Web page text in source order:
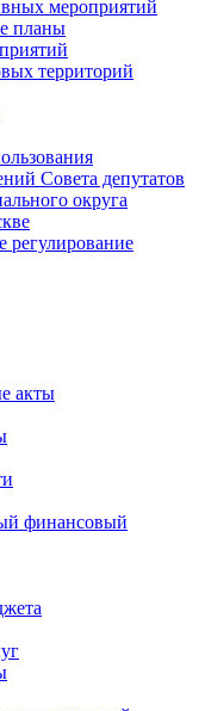
мероприятий
планы
территорий
Совета депутатов
округа
регулирование
акты
финансовый